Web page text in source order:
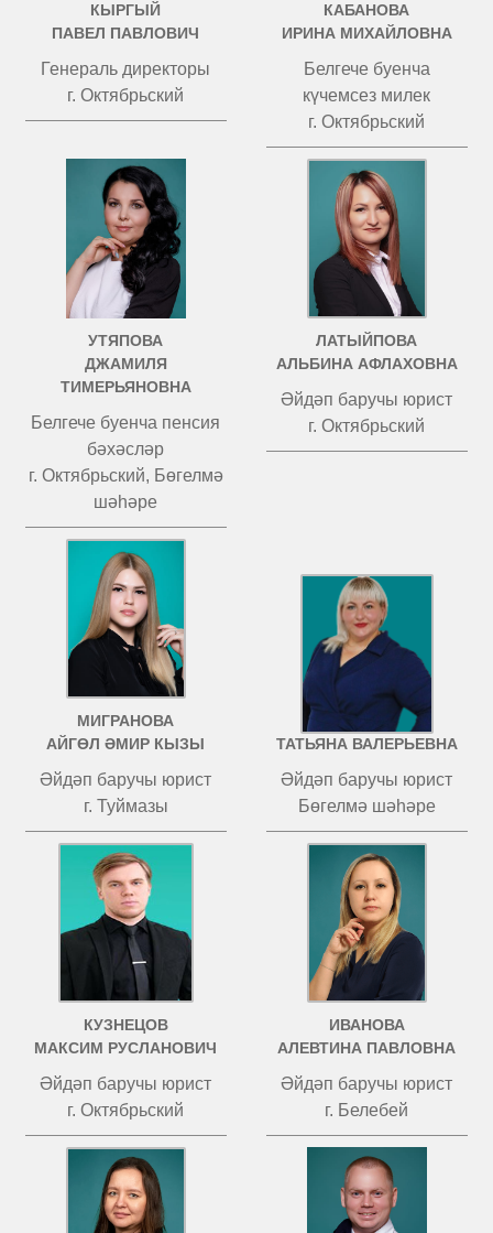
КЫРГЫЙ
ПАВЕЛ ПАВЛОВИЧ
Генераль директоры
г. Октябрьский
КАБАНОВА
ИРИНА МИХАЙЛОВНА
Белгече буенча
күчемсез милек
г. Октябрьский
УТЯПОВА
ДЖАМИЛЯ
ТИМЕРЬЯНОВНА
Белгече буенча пенсия
бәхәсләр
г. Октябрьский, Бөгелмә
шәһәре
ЛАТЫЙПОВА
АЛЬБИНА АФЛАХОВНА
Әйдәп баручы юрист
г. Октябрьский
МИГРАНОВА
АЙГӨЛ ӘМИР КЫЗЫ
Әйдәп баручы юрист
г. Туймазы
ЧИСТОВА
ТАТЬЯНА ВАЛЕРЬЕВНА
Әйдәп баручы юрист
Бөгелмә шәһәре
КУЗНЕЦОВ
МАКСИМ РУСЛАНОВИЧ
Әйдәп баручы юрист
г. Октябрьский
ИВАНОВА
АЛЕВТИНА ПАВЛОВНА
Әйдәп баручы юрист
г. Белебей